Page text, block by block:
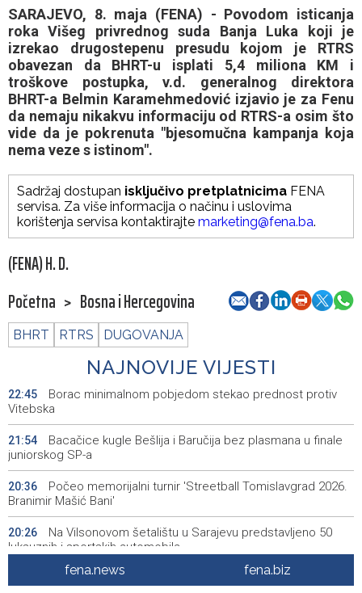
SARAJEVO, 8. maja (FENA) - Povodom isticanja
roka Višeg privrednog suda Banja Luka koji je
izrekao drugostepenu presudu kojom je RTRS
obavezan da BHRT-u isplati 5,4 miliona KM i
troškove postupka, v.d. generalnog direktora
BHRT-a Belmin Karamehmedović izjavio je za Fenu
da nemaju nikakvu informaciju od RTRS-a osim što
vide da je pokrenuta "bjesomučna kampanja koja
nema veze s istinom".
Sadržaj dostupan isključivo pretplatnicima FENA
servisa. Za više informacija o načinu i uslovima
korištenja servisa kontaktirajte marketing@fena.ba.
(FENA) H. D.
Početna > Bosna i Hercegovina
BHRT RTRS DUGOVANJA
NAJNOVIJE VIJESTI
22:45
Borac minimalnom pobjedom stekao prednost protiv
Vitebska
21:54
Bacačice kugle Bešlija i Baručija bez plasmana u finale
juniorskog SP-a
20:36
Počeo memorijalni turnir 'Streetball Tomislavgrad 2026.
Branimir Mašić Bani'
20:26
Na Vilsonovom šetalištu u Sarajevu predstavljeno 50
luksuznih i sportskih automobila
Announcement of events for Friday, 7 August 2026
fena.news fena.biz